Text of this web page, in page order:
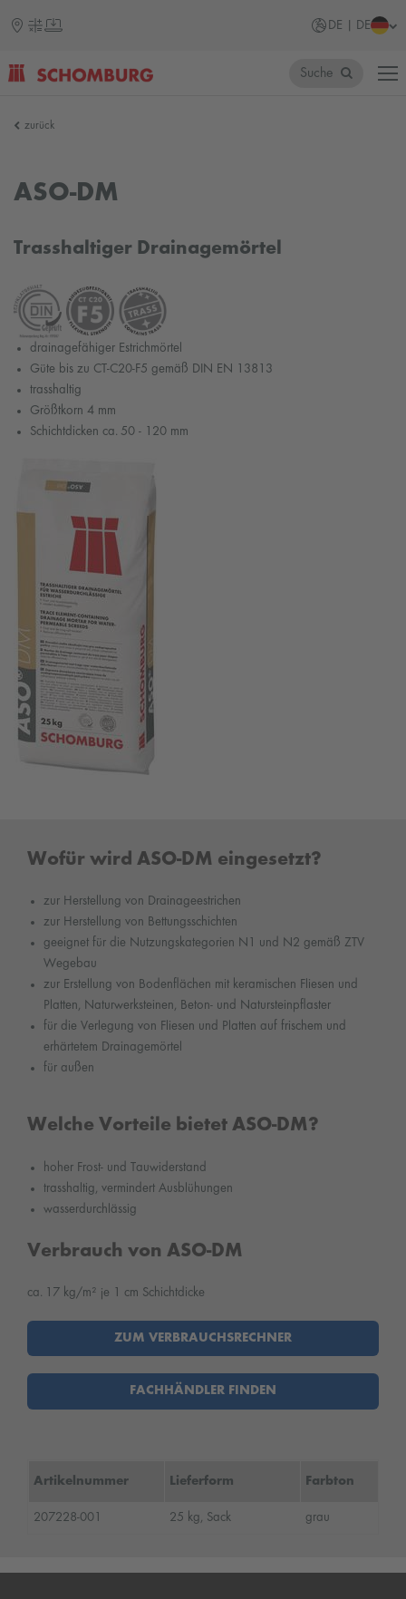
DE | DE
Suche
zurück
ASO-DM
Trasshaltiger Drainagemörtel
drainagefähiger Estrichmörtel
Güte bis zu CT-C20-F5 gemäß DIN EN 13813
trasshaltig
Größtkorn 4 mm
Schichtdicken ca. 50 - 120 mm
Wofür wird ASO-DM eingesetzt?
zur Herstellung von Drainageestrichen
zur Herstellung von Bettungsschichten
geeignet für die Nutzungskategorien N1 und N2 gemäß ZTV
Wegebau
zur Erstellung von Bodenflächen mit keramischen Fliesen und
Platten, Naturwerksteinen, Beton- und Natursteinpflaster
für die Verlegung von Fliesen und Platten auf frischem und
erhärtetem Drainagemörtel
für außen
Welche Vorteile bietet ASO-DM?
hoher Frost- und Tauwiderstand
trasshaltig, vermindert Ausblühungen
wasserdurchlässig
Verbrauch von ASO-DM
ca. 17 kg/m² je 1 cm Schichtdicke
ZUM VERBRAUCHSRECHNER
FACHHÄNDLER FINDEN
Artikelnummer Lieferform Farbton
207228-001 25 kg, Sack grau